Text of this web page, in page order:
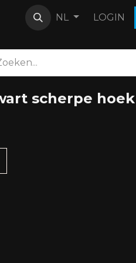
NL LOGIN
scherpe hoek